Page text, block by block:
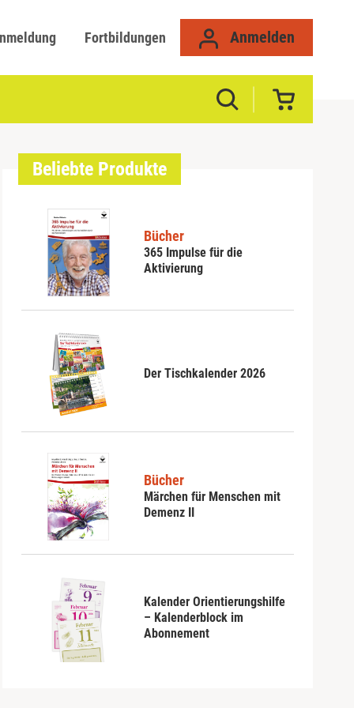
Fortbildungen Anmelden
Beliebte Produkte
Bücher
365 Impulse für die
Aktivierung
Der Tischkalender 2026
Bücher
Märchen für Menschen mit
Demenz II
Kalender Orientierungshilfe
– Kalenderblock im
Abonnement